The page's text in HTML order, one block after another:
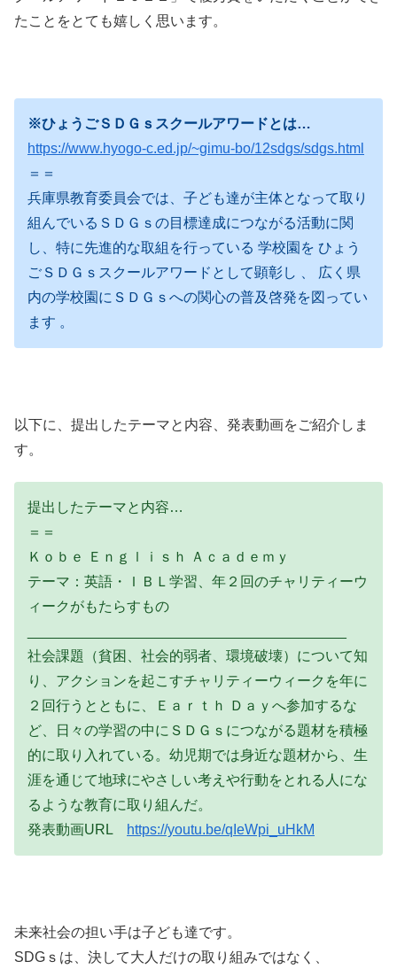
たことをとても嬉しく思います。
※ひょうごＳＤＧｓスクールアワードとは…
https://www.hyogo-c.ed.jp/~gimu-bo/12sdgs/sdgs.html
＝＝
兵庫県教育委員会では、子ども達が主体となって取り
組んでいるＳＤＧｓの目標達成につながる活動に関
し、特に先進的な取組を行っている 学校園を ひょう
ごＳＤＧｓスクールアワードとして顕彰し 、 広く県
内の学校園にＳＤＧｓへの関心の普及啓発を図ってい
ます 。
以下に、提出したテーマと内容、発表動画をご紹介しま
す。
提出したテーマと内容…
＝＝
Ｋｏｂｅ Ｅｎｇｌｉｓｈ Ａｃａｄｅｍｙ
テーマ：英語・ＩＢＬ学習、年２回のチャリティーウ
ィークがもたらすもの
社会課題（貧困、社会的弱者、環境破壊）について知
り、アクションを起こすチャリティーウィークを年に
２回行うとともに、Ｅａｒｔｈ Ｄａｙへ参加するな
ど、日々の学習の中にＳＤＧｓにつながる題材を積極
的に取り入れている。幼児期では身近な題材から、生
涯を通じて地球にやさしい考えや行動をとれる人にな
るような教育に取り組んだ。
発表動画URL
https://youtu.be/qIeWpi_uHkM
未来社会の担い手は子ども達です。
SDGｓは、決して大人だけの取り組みではなく、